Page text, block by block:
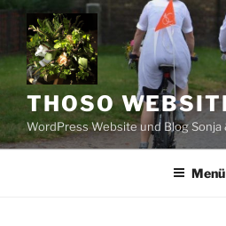
Zum
Inhalt
springen
THOSO
WordPress Website und Blog
Menü